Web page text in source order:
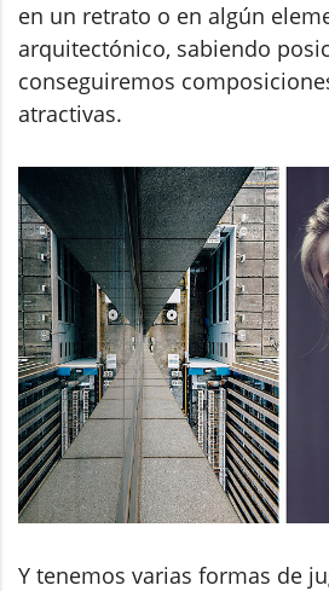
en un retrato o en algún
arquitectónico, sabiendo
conseguiremos
atractivas.
Y tenemos varias formas de